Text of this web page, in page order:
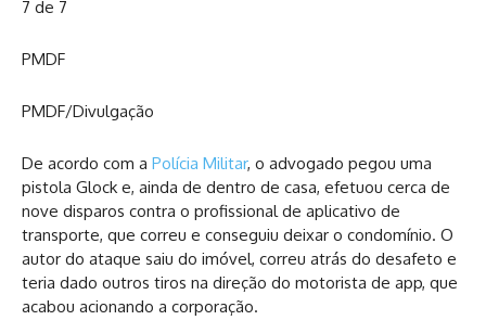
7 de 7
PMDF
PMDF/Divulgação
De acordo com a Polícia Militar, o advogado pegou uma
pistola Glock e, ainda de dentro de casa, efetuou cerca de
nove disparos contra o profissional de aplicativo de
transporte, que correu e conseguiu deixar o condomínio. O
autor do ataque saiu do imóvel, correu atrás do desafeto e
teria dado outros tiros na direção do motorista de app, que
acabou acionando a corporação.